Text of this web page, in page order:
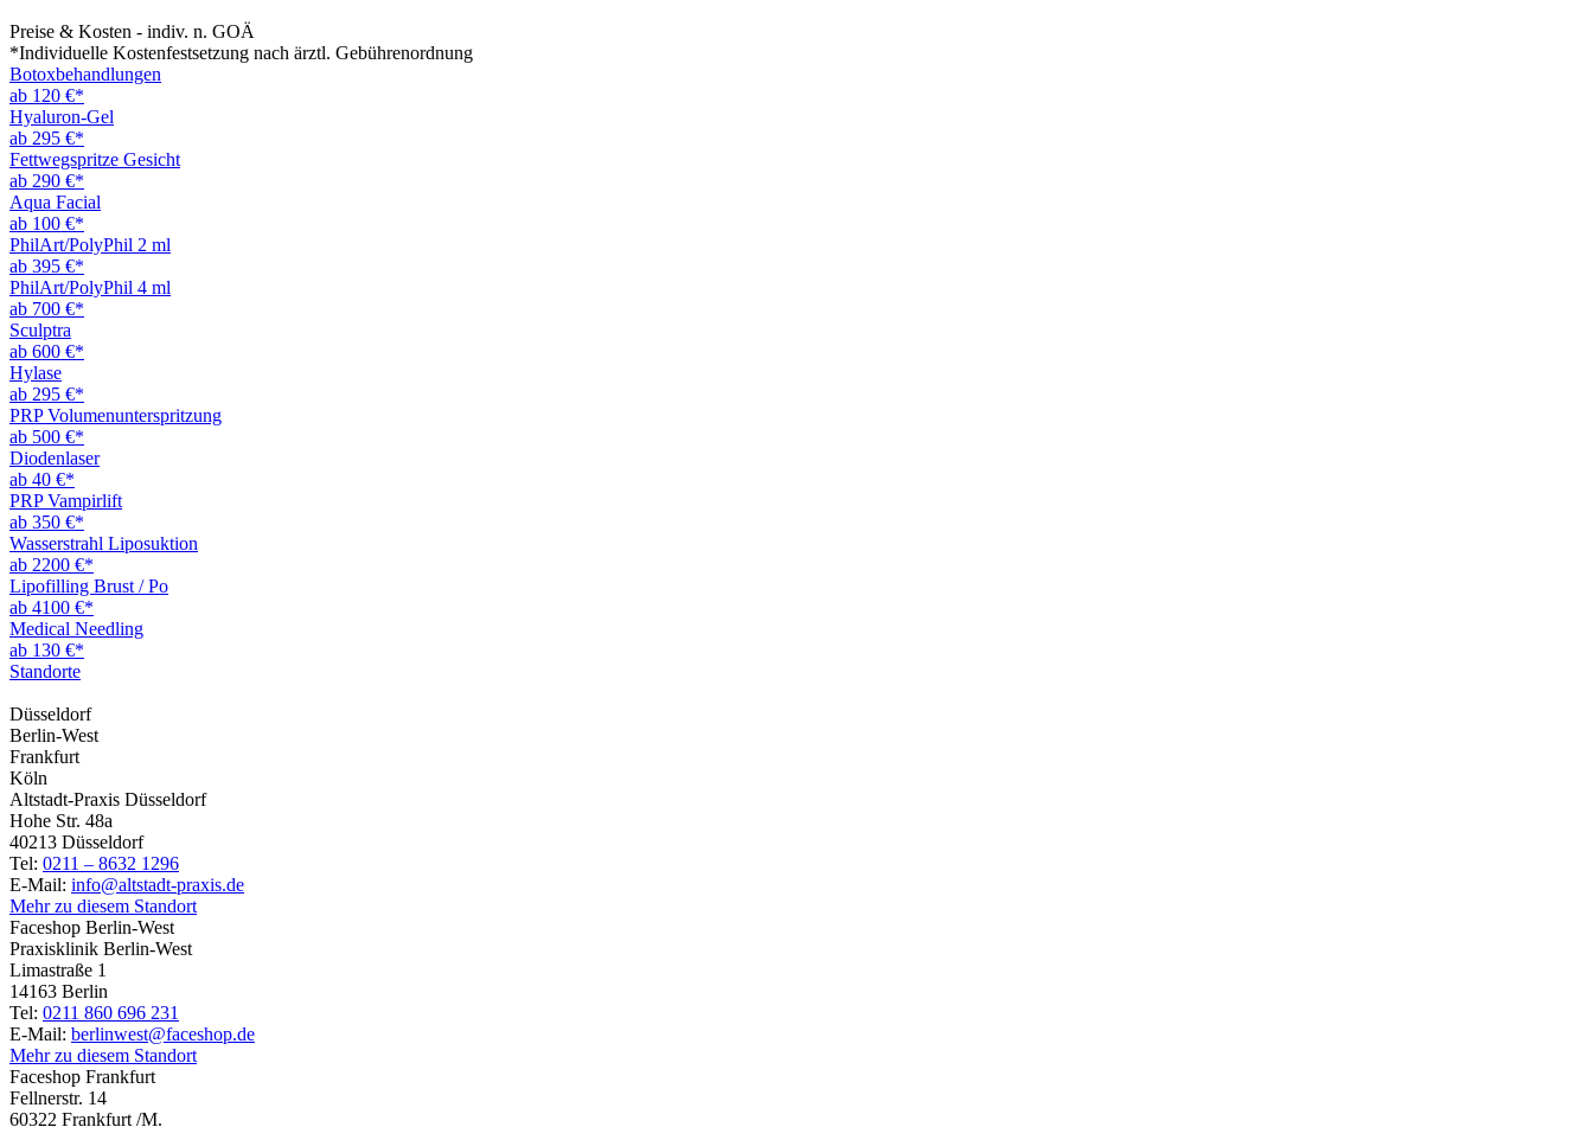
Preise & Kosten - indiv. n. GOÄ
*Individuelle Kostenfestsetzung nach ärztl. Gebührenordnung
Botoxbehandlungen
ab 120 €*
Hyaluron-Gel
ab 295 €*
Fettwegspritze Gesicht
ab 290 €*
Aqua Facial
ab 100 €*
PhilArt/PolyPhil 2 ml
ab 395 €*
PhilArt/PolyPhil 4 ml
ab 700 €*
Sculptra
ab 600 €*
Hylase
ab 295 €*
PRP Volumenunterspritzung
ab 500 €*
Diodenlaser
ab 40 €*
PRP Vampirlift
ab 350 €*
Wasserstrahl Liposuktion
ab 2200 €*
Lipofilling Brust / Po
ab 4100 €*
Medical Needling
ab 130 €*
Standorte
Düsseldorf
Berlin-West
Frankfurt
Köln
Altstadt-Praxis Düsseldorf
Hohe Str. 48a
40213 Düsseldorf
Tel: 0211 – 8632 1296
E-Mail: info@altstadt-praxis.de
Mehr zu diesem Standort
Faceshop Berlin-West
Praxisklinik Berlin-West
Limastraße 1
14163 Berlin
Tel: 0211 860 696 231
E-Mail: berlinwest@faceshop.de
Mehr zu diesem Standort
Faceshop Frankfurt
Fellnerstr. 14
60322 Frankfurt /M.